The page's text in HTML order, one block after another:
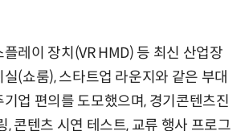
레이 장치(VR HMD) 등 최신 산업장
(쇼룸), 스타트업 라운지와 같은 부대
업 편의를 도모했으며, 경기콘텐츠진
, 콘텐츠 시연 테스트, 교류 행사 프로그